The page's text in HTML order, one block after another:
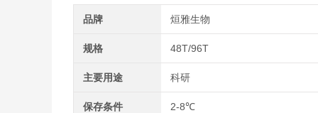
品牌 烜雅生物
规格 48T/96T
主要用途 科研
保存条件 2-8℃